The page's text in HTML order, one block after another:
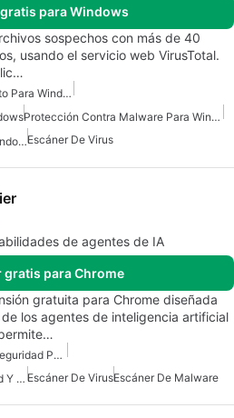
para Windows
sospechos con más de 40
usando el servicio web VirusTotal.
Escaneo Antivirus Gratuito Para Windows
Protección Contra Malware Para Windows
Escáner De Virus Gratuito Para WindowsEscáner De Virus
de agentes de IA
gratis para Chrome
gratuita para Chrome diseñada
los agentes de inteligencia artificial
Mejores Extensiones De Seguridad Para Chrome
Mejores Extensiones De Seguridad Y Privacidad Para Chrome Escáner De VirusEscáner De Malware